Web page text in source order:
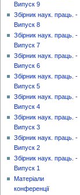
Випуск 9
Збірник наук. праць. -
Випуск 8
Збірник наук. праць. -
Випуск 7
Збірник наук. праць. -
Випуск 6
Збірник наук. праць. -
Випуск 5
Збірник наук. праць. -
Випуск 4
Збірник наук. праць. -
Випуск 3
Збірник наук. праць. -
Випуск 2
Збірник наук. праць. -
Випуск 1
Матеріали
конференції